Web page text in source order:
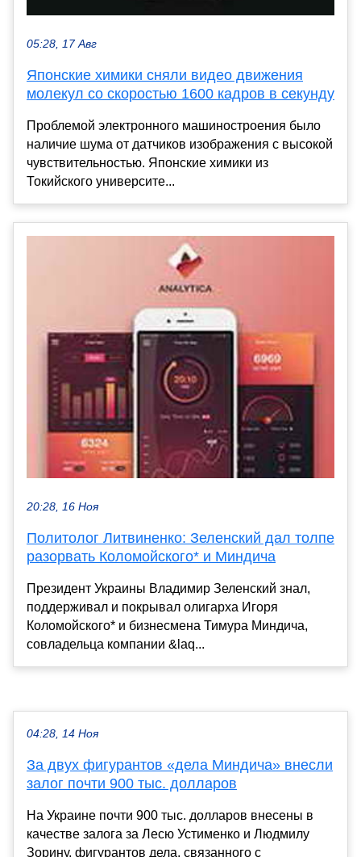
05:28, 17 Авг
Японские химики сняли видео движения
молекул со скоростью 1600 кадров в секунду
Проблемой электронного машиностроения было
наличие шума от датчиков изображения с высокой
чувствительностью. Японские химики из
Токийского университе...
20:28, 16 Ноя
Политолог Литвиненко: Зеленский дал толпе
разорвать Коломойского* и Миндича
Президент Украины Владимир Зеленский знал,
поддерживал и покрывал олигарха Игоря
Коломойского* и бизнесмена Тимура Миндича,
совладельца компании &laq...
04:28, 14 Ноя
За двух фигурантов «дела Миндича» внесли
залог почти 900 тыс. долларов
На Украине почти 900 тыс. долларов внесены в
качестве залога за Лесю Устименко и Людмилу
Зорину, фигурантов дела, связанного с